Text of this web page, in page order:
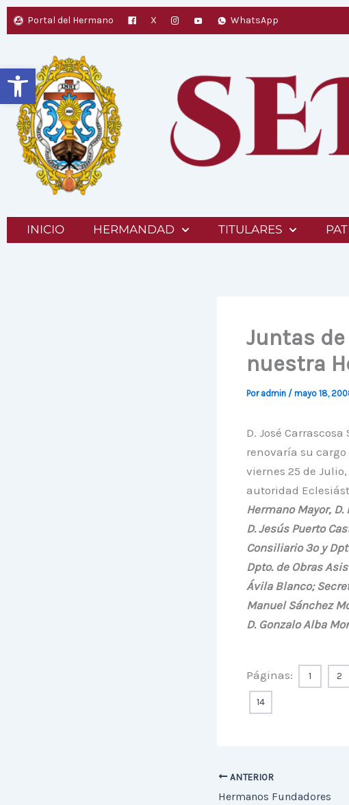
Abrir barra de herramientas
Portal del Hermano X WhatsApp
INICIO HERMANDAD TITULARES
Juntas
nuestra
Por admin / mayo 18,
D. José
renovaría su cargo
viernes 25 de
autoridad
Hermano Mayor,
D. Jesús Puerto
Consiliario 3º y
Dpto. de Obras
Ávila Blanco;
Manuel Sánchez
D. Gonzalo Alba
Páginas: 1 2
14
ANTERIOR
Hermanos Fundadores